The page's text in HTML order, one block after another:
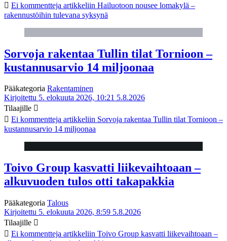
Ei kommentteja artikkeliin Hailuotoon nousee lomakylä –
rakennustöihin tulevana syksynä
Sorvoja rakentaa Tullin tilat Tornioon –
kustannusarvio 14 miljoonaa
Pääkategoria Rakentaminen
Kirjoitettu 5. elokuuta 2026, 10:21 5.8.2026
Tilaajille
Ei kommentteja artikkeliin Sorvoja rakentaa Tullin tilat Tornioon –
kustannusarvio 14 miljoonaa
Toivo Group kasvatti liikevaihtoaan –
alkuvuoden tulos otti takapakkia
Pääkategoria Talous
Kirjoitettu 5. elokuuta 2026, 8:59 5.8.2026
Tilaajille
Ei kommentteja artikkeliin Toivo Group kasvatti liikevaihtoaan –